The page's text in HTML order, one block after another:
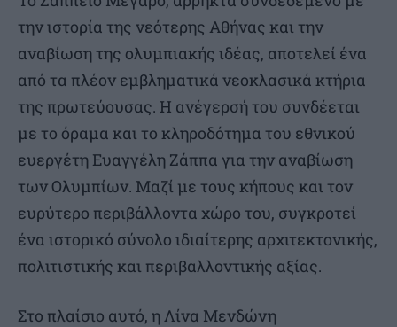
την ιστορία της νεότερης Αθήνας και την
αναβίωση της ολυμπιακής ιδέας, αποτελεί ένα
από τα πλέον εμβληματικά νεοκλασικά κτήρια
της πρωτεύουσας. Η ανέγερσή του συνδέεται
με το όραμα και το κληροδότημα του εθνικού
ευεργέτη Ευαγγέλη Ζάππα για την αναβίωση
των Ολυμπίων. Μαζί με τους κήπους και τον
ευρύτερο περιβάλλοντα χώρο του, συγκροτεί
ένα ιστορικό σύνολο ιδιαίτερης αρχιτεκτονικής,
πολιτιστικής και περιβαλλοντικής αξίας.
Στο πλαίσιο αυτό, η Λίνα Μενδώνη